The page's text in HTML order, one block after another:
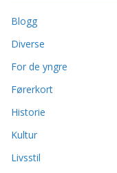
Blogg
Diverse
For de yngre
Førerkort
Historie
Kultur
Livsstil